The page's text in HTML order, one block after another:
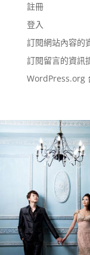
註冊
登入
訂閱網站內容的
訂閱留言的資訊
WordPress.org